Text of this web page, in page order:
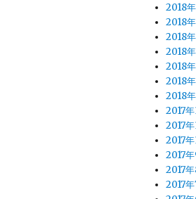
2018
2018
2018
2018
2018
2018
2018
2017年
2017年
2017年
2017
2017
2017年